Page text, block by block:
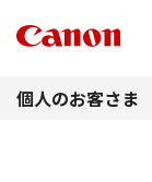
個人のお客さま